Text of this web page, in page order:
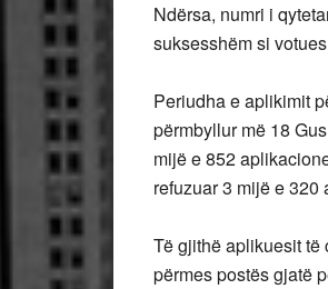
Ndërsa, numri i
suksesshëm si
Periudha e aplikimit
përmbyllur më 18
mijë e 852
refuzuar 3 mijë e
Të gjithë aplikuesit
përmes postës gjatë